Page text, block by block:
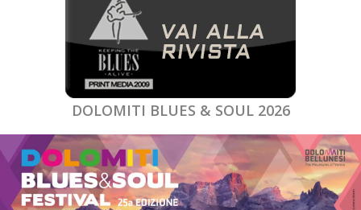
DOLOMITI BLUES & SOUL 2026